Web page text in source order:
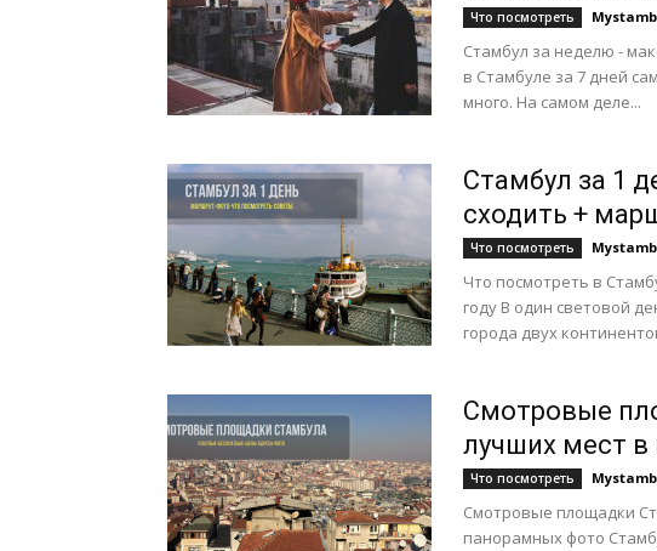
Что посмотреть
Стамбул за неделю -
в Стамбуле за 7 дней
много. На самом деле...
Стамбул за 1
сходить +
Что посмотреть
Что посмотреть в
году В один световой
города двух
Смотровые
лучших мест в
Что посмотреть
Смотровые площадки
панорамных фото